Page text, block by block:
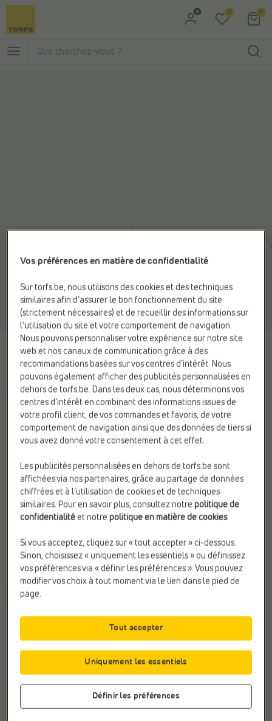
Aller au menu principal
0 0
TAMARIS
Ballerines blanc
69,95 €
Couleur
Taille
36
Cette taille n'est pas en stock.
Découvrez-en plus sur cette marque
Payer en ligne en toute sécurité
Vos préférences en matière de confidentialité
Sur torfs.be, nous utilisons des cookies et des techniques
similaires afin d’assurer le bon fonctionnement du site
(strictement nécessaires) et de recueillir des informations sur
l’utilisation du site et votre comportement de navigation.
Nous pouvons personnaliser votre expérience sur notre site
web et nos canaux de communication grâce à des
recommandations basées sur vos centres d’intérêt. Nous
pouvons également afficher des publicités personnalisées en
dehors de torfs.be. Dans les deux cas, nous déterminons vos
centres d’intérêt en combinant des informations issues de
votre profil client, de vos commandes et favoris, de votre
comportement de navigation ainsi que des données de tiers si
vous avez donné votre consentement à cet effet.
Les publicités personnalisées en dehors de torfs.be sont
affichées via nos partenaires, grâce au partage de données
chiffrées et à l’utilisation de cookies et de techniques
similaires. Pour en savoir plus, consultez notrepolitique de
confidentialité et notrepolitique en matière de cookies.
Si vous acceptez, cliquez sur « tout accepter » ci-dessous.
Sinon, choisissez « uniquement les essentiels » ou définissez
vos préférences via « définir les préférences ». Vous pouvez
modifier vos choix à tout moment via le lien dans le pied de
page.
Définir les préférences
Uniquement les essentiels
Tout accepter